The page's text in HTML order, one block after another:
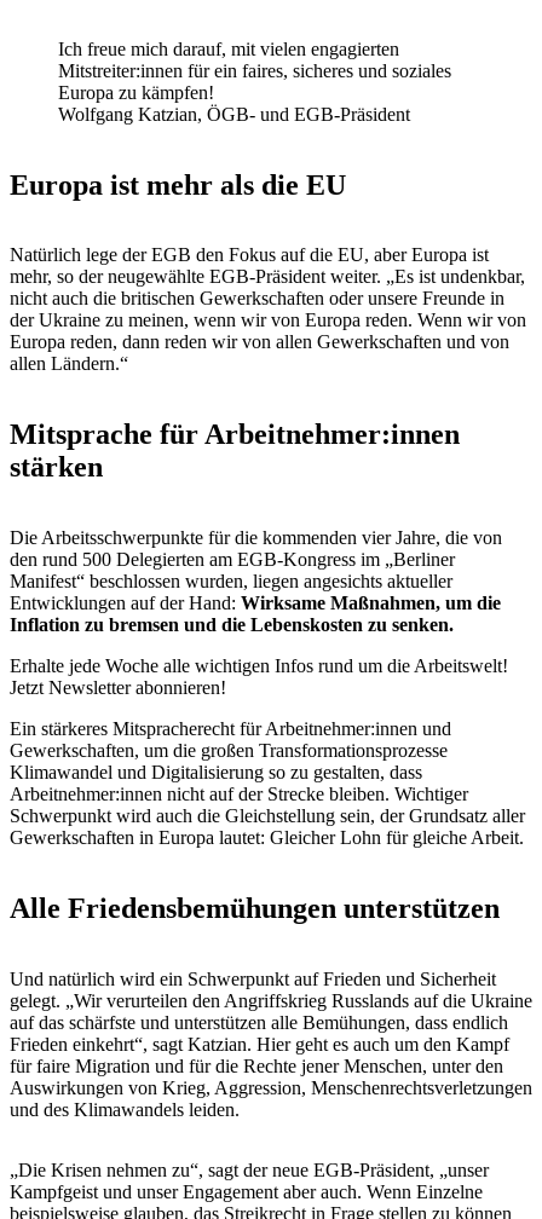
Ich freue mich darauf, mit vielen engagierten
Mitstreiter:innen für ein faires, sicheres und soziales
Europa zu kämpfen!
Wolfgang Katzian, ÖGB- und EGB-Präsident
Europa ist mehr als die EU
Natürlich lege der EGB den Fokus auf die EU, aber Europa ist
mehr, so der neugewählte EGB-Präsident weiter. „Es ist undenkbar,
nicht auch die britischen Gewerkschaften oder unsere Freunde in
der Ukraine zu meinen, wenn wir von Europa reden. Wenn wir von
Europa reden, dann reden wir von allen Gewerkschaften und von
allen Ländern.“
Mitsprache für Arbeitnehmer:innen
stärken
Die Arbeitsschwerpunkte für die kommenden vier Jahre, die von
den rund 500 Delegierten am EGB-Kongress im „Berliner
Manifest“ beschlossen wurden, liegen angesichts aktueller
Entwicklungen auf der Hand: Wirksame Maßnahmen, um die
Inflation zu bremsen und die Lebenskosten zu senken.
Erhalte jede Woche alle wichtigen Infos rund um die Arbeitswelt!
Jetzt Newsletter abonnieren!
Ein stärkeres Mitspracherecht für Arbeitnehmer:innen und
Gewerkschaften, um die großen Transformationsprozesse
Klimawandel und Digitalisierung so zu gestalten, dass
Arbeitnehmer:innen nicht auf der Strecke bleiben. Wichtiger
Schwerpunkt wird auch die Gleichstellung sein, der Grundsatz aller
Gewerkschaften in Europa lautet: Gleicher Lohn für gleiche Arbeit.
Alle Friedensbemühungen unterstützen
Und natürlich wird ein Schwerpunkt auf Frieden und Sicherheit
gelegt. „Wir verurteilen den Angriffskrieg Russlands auf die Ukraine
auf das schärfste und unterstützen alle Bemühungen, dass endlich
Frieden einkehrt“, sagt Katzian. Hier geht es auch um den Kampf
für faire Migration und für die Rechte jener Menschen, unter den
Auswirkungen von Krieg, Aggression, Menschenrechtsverletzungen
und des Klimawandels leiden.
„Die Krisen nehmen zu“, sagt der neue EGB-Präsident, „unser
Kampfgeist und unser Engagement aber auch. Wenn Einzelne
beispielsweise glauben, das Streikrecht in Frage stellen zu können